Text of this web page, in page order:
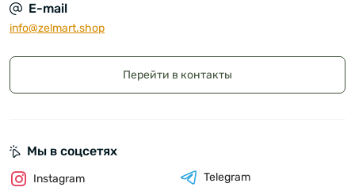
E-mail
info@zelmart.shop
Перейти в контакты
Мы в соцсетях
Instagram
Telegram